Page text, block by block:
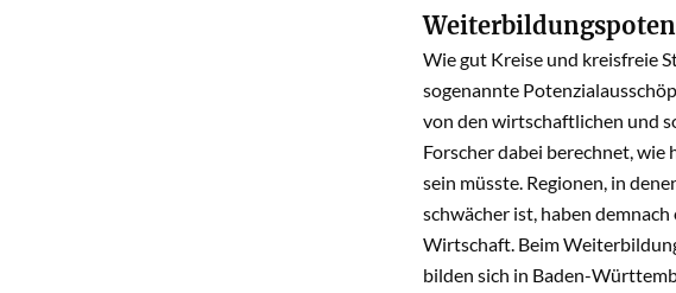
Wie gut Kreise und kreisfreie
sogenannte
von den wirtschaftlichen und
Forscher dabei berechnet,
sein müsste. Regionen, in
schwächer ist, haben
Wirtschaft. Beim
bilden sich in Baden-